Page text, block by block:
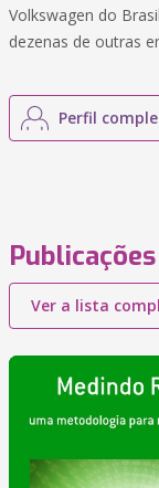
Volkswagen do
dezenas de outras
Perfil
Ver a lista